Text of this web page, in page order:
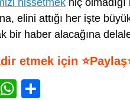
elini attığı her işte
bir haber alacağına
etmek için
T
W